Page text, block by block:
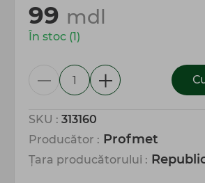
SKU : 313160
Producător : Profmet
Țara producătorului :
99 mdl
În stoc (1)